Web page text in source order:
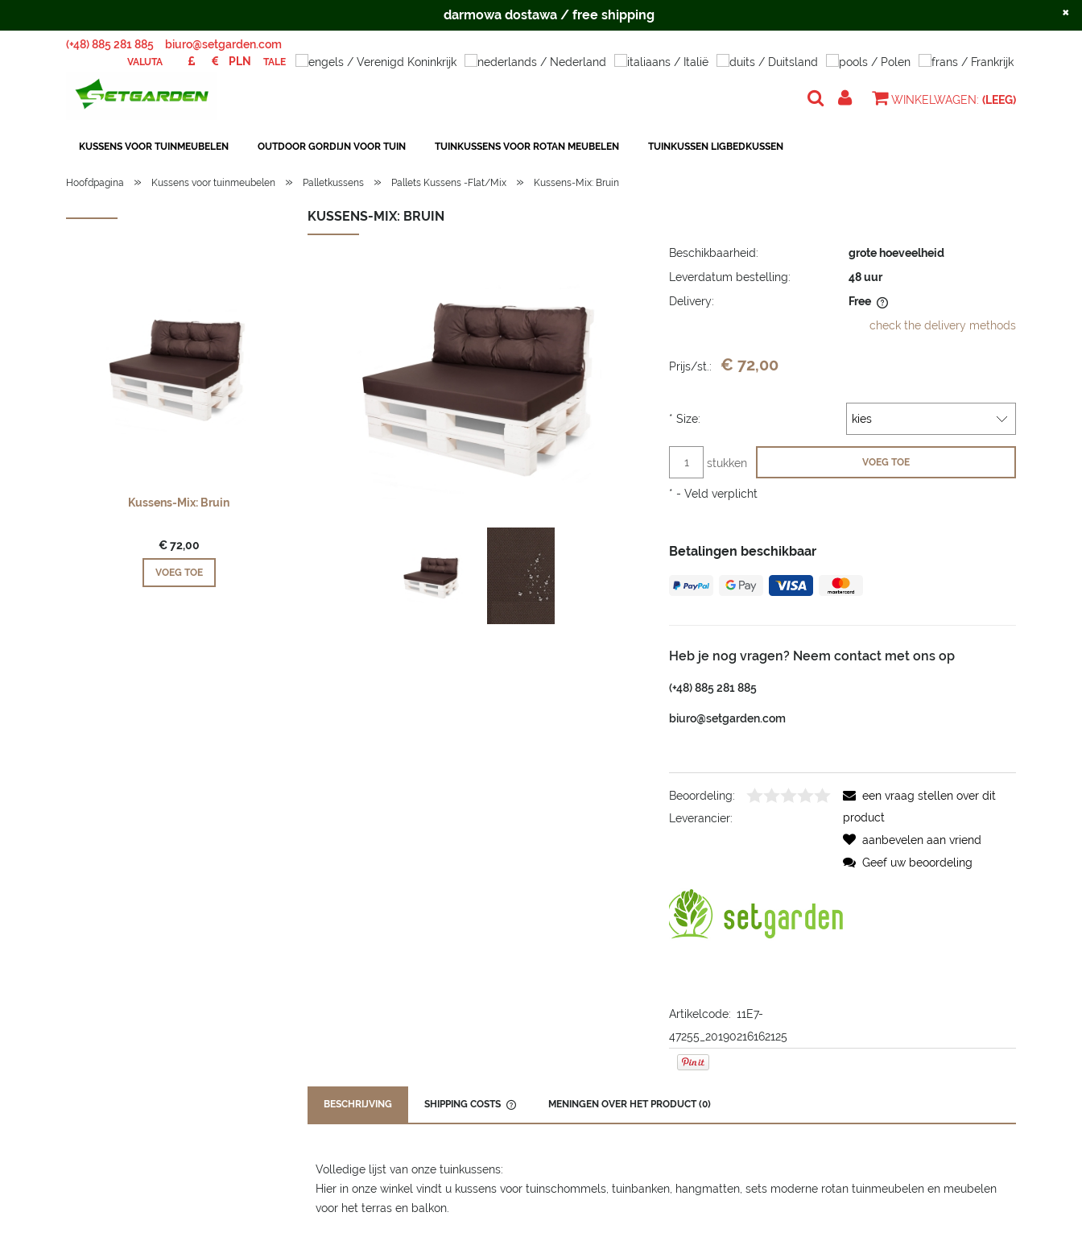
(+48) 885 281 885 biuro@setgarden.com
TALE
VALUTA
WINKELWAGEN: (LEEG)
KUSSENS VOOR TUINMEUBELEN OUTDOOR GORDIJN VOOR TUIN TUINKUSSENS VOOR ROTAN MEUBELEN TUINKUSSEN LIGBEDKUSSEN
Hoofdpagina » Kussens voor tuinmeubelen » Palletkussens » Pallets Kussens -Flat/Mix » Kussens-Mix: Bruin
Kussens-Mix: Bruin
€ 72,00
VOEG TOE
KUSSENS-MIX: BRUIN
Beschikbaarheid:
grote hoeveelheid
Leverdatum bestelling:
48 uur
Delivery:
Free
payment costs
check the delivery methods
Betalingen beschikbaar
Heb je nog vragen? Neem contact met ons op
(+48) 885 281 885
biuro@setgarden.com
Prijs/st.: € 72,00
* Size:
stukken VOEG TOE
* - Veld verplicht
Beoordeling:
Leverancier:
Artikelcode: 11E7-
47255_20190216162125
een vraag stellen over dit
product
aanbevelen aan vriend
Geef uw beoordeling
BESCHRIJVING SHIPPING COSTS MENINGEN OVER HET PRODUCT (0)
Volledige lijst van onze tuinkussens:
Hier in onze winkel vindt u kussens voor tuinschommels, tuinbanken, hangmatten, sets moderne rotan tuinmeubelen en meubelen
voor het terras en balkon.
darmowa dostawa / free shipping ×